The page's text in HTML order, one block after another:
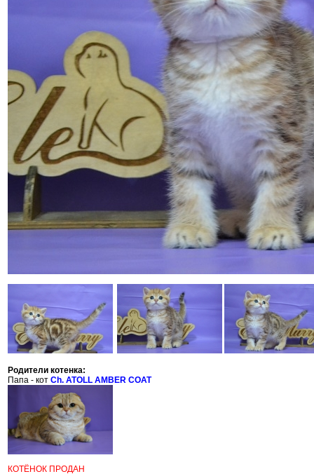
Родители котенка:
Папа - кот Ch. ATOLL AMBER COAT
КОТЁНОК ПРОДАН